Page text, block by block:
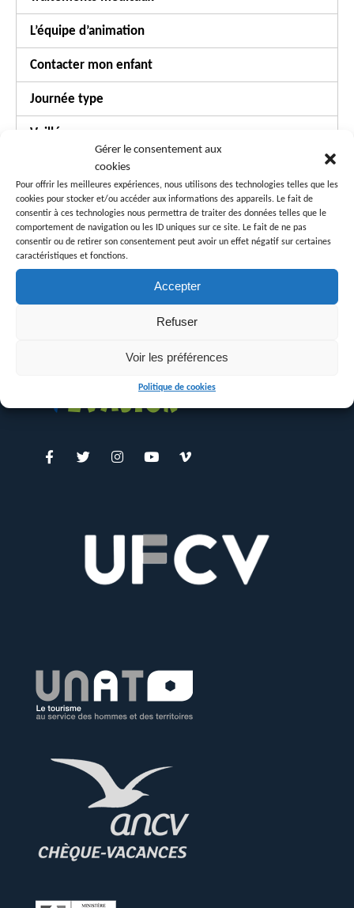
Gérer le consentement aux
cookies
Pour offrir les meilleures expériences, nous utilisons des technologies telles que les
cookies pour stocker et/ou accéder aux informations des appareils. Le fait de
consentir à ces technologies nous permettra de traiter des données telles que le
comportement de navigation ou les ID uniques sur ce site. Le fait de ne pas
consentir ou de retirer son consentement peut avoir un effet négatif sur certaines
caractéristiques et fonctions.
Accepter
Refuser
Voir les préférences
Politique de cookies
L’équipe d’animation
Contacter mon enfant
Journée type
Veillée
Sécurité
Paiements
Autres questions…